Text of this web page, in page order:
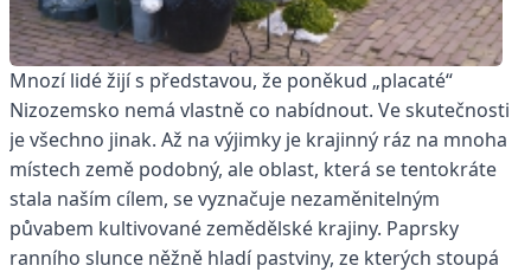
Mnozí lidé žijí s představou, že poněkud „placaté“
Nizozemsko nemá vlastně co nabídnout. Ve skutečnosti
je všechno jinak. Až na výjimky je krajinný ráz na mnoha
místech země podobný, ale oblast, která se tentokráte
stala naším cílem, se vyznačuje nezaměnitelným
půvabem kultivované zemědělské krajiny. Paprsky
ranního slunce něžně hladí pastviny, ze kterých stoupá